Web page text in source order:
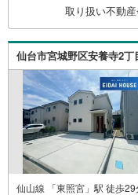
ッズスペースも
ください。営
舗により変動
お気軽にお問い
取り扱い不動
仙台市宮城野区安養寺2丁
仙山線 「東照宮」駅 徒歩29